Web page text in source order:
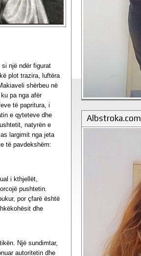
një ndër figurat
plot trazira, luftëra
shërbeu në
pa nga afër
të papritura, i
e qyteteve dhe
natyrën e
largimit nga jeta
të pavdekshëm:
i kthjellët,
pushtetin.
por çfarë është
dhe
Një sundimtar,
autoritetin dhe
Albstroka.com